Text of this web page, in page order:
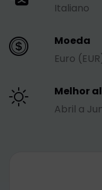
Italiano
Moeda
Euro
Melhor
Abril a